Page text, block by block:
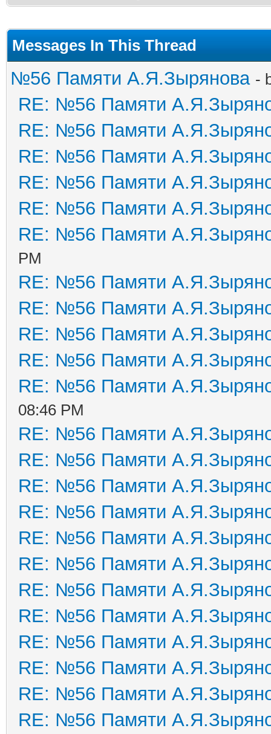
Messages In This Thread
№56 Памяти А.Я.Зырянова -
RE: №56 Памяти
RE: №56 Памяти
RE: №56 Памяти
RE: №56 Памяти
RE: №56 Памяти
RE: №56 Памяти
PM
RE: №56 Памяти
RE: №56 Памяти
RE: №56 Памяти
RE: №56 Памяти
RE: №56 Памяти
08:46 PM
RE: №56 Памяти
RE: №56 Памяти
RE: №56 Памяти
RE: №56 Памяти
RE: №56 Памяти
RE: №56 Памяти
RE: №56 Памяти
RE: №56 Памяти
RE: №56 Памяти
RE: №56 Памяти
RE: №56 Памяти
RE: №56 Памяти